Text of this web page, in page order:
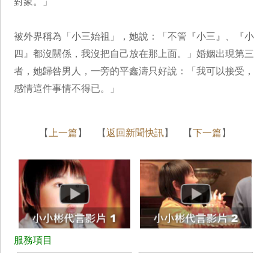
被外界稱為「小三始祖」，她說：「不管『小三』、『小
四』都沒關係，我沒把自己放在那上面。」婚姻出現第三
者，她歸咎男人，一旁的平鑫濤只好說：「我可以接受，
感情這件事情不得已。」
【 上一篇 】 【返回新聞快訊】 【下一篇 】